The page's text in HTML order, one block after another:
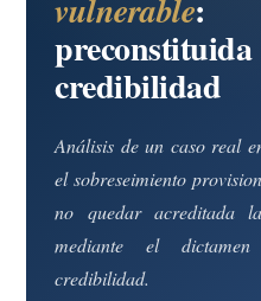
vulnerable:
credibilidad
Análisis de un caso real
el sobreseimiento
no quedar acreditada
mediante el
credibilidad.